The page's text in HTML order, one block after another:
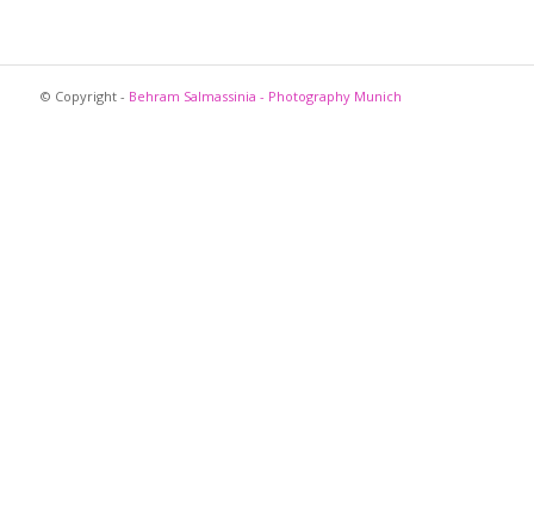
© Copyright - Behram Salmassinia - Photography Munich